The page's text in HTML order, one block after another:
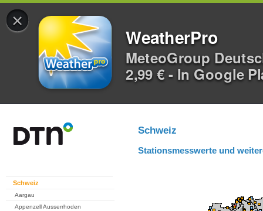
×
WeatherPro
MeteoGroup
2,99 € - In Google
Schweiz
Aargau
Appenzell Ausserrhoden
Schweiz
Stationsmesswerte und